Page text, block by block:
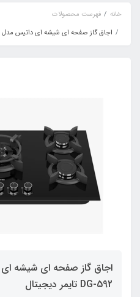
خانه
فهرست محصولات
اجاق گاز صفحه ای شیشه ای داتیس مدل DG-592 تایمر دیجیتال
اجاق گاز صفحه ای شیشه
DG-592 تایمر دیجیتال